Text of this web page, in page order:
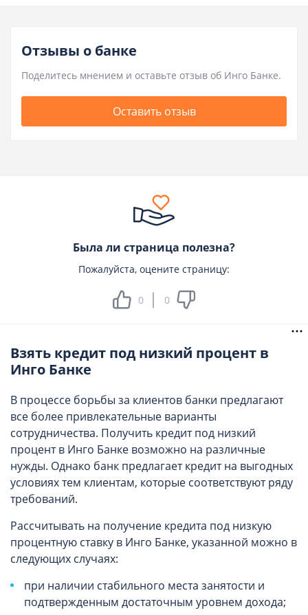
Отзывы о банке
Поделитесь мнением и оставьте отзыв об Инго Банке.
Оставить отзыв
Была ли страница полезна?
Пожалуйста, оцените страницу:
0 0
Взять кредит под низкий процент в
Инго Банке
В процессе борьбы за клиентов банки предлагают
все более привлекательные варианты
сотрудничества. Получить кредит под низкий
процент в Инго Банке возможно на различные
нужды. Однако банк предлагает кредит на выгодных
условиях тем клиентам, которые соответствуют ряду
требований.
Рассчитывать на получение кредита под низкую
процентную ставку в Инго Банке, указанной можно в
следующих случаях:
при наличии стабильного места занятости и
подтвержденным достаточным уровнем дохода;